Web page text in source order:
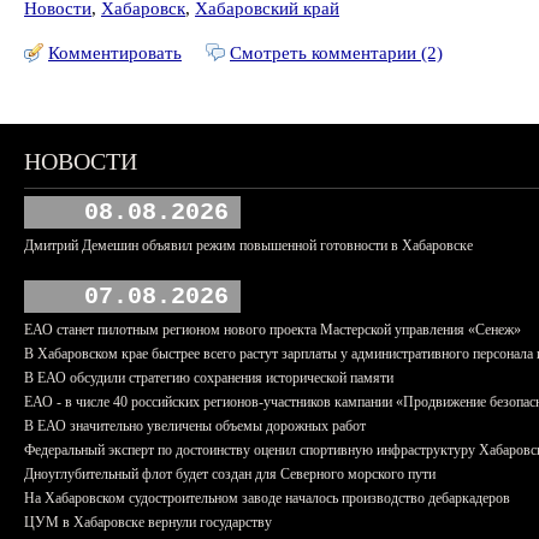
Новости, Хабаровск, Хабаровский край
Комментировать Смотреть комментарии (2)
НОВОСТИ
08.08.2026
Дмитрий Демешин объявил режим повышенной готовности в Хабаровске
07.08.2026
ЕАО станет пилотным регионом нового проекта Мастерской управления «Сенеж»
В Хабаровском крае быстрее всего растут зарплаты у административного персонала
В ЕАО обсудили стратегию сохранения исторической памяти
ЕАО - в числе 40 российских регионов-участников кампании «Продвижение
В ЕАО значительно увеличены объемы дорожных работ
Федеральный эксперт по достоинству оценил спортивную инфраструктуру
Дноуглубительный флот будет создан для Северного морского пути
На Хабаровском судостроительном заводе началось производство дебаркадеров
ЦУМ в Хабаровске вернули государству